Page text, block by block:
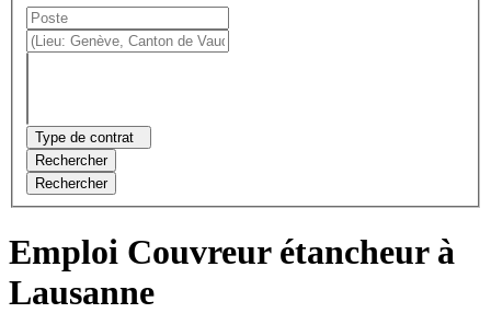
Type de contrat
Rechercher
Rechercher
Emploi Couvreur étancheur à
Lausanne